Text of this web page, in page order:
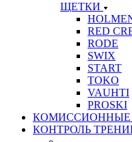
ЩЕТКИ
RED
RODE
SWIX
START
TOKO
VAUHTI
PROSKI
КОМИССИОННЫЕ
КОНТРОЛЬ